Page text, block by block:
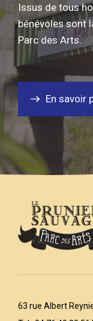
Issus de tous
bénévoles sont
Parc des Arts.
En savoir
63 rue Albert